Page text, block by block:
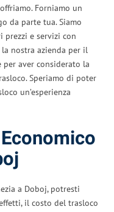
Forniamo un
da parte tua. Siamo
e servizi con
nostra azienda per il
per aver considerato la
Speriamo di poter
un’esperienza
a Doboj, potresti
il costo del trasloco